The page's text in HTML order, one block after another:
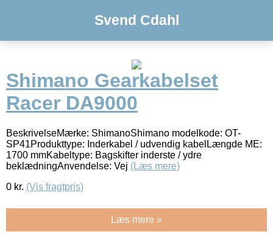
Svend Cdahl
Shimano Gearkabelset
Racer DA9000
BeskrivelseMærke: ShimanoShimano modelkode: OT-
SP41Produkttype: Inderkabel / udvendig kabelLængde ME:
1700 mmKabeltype: Bagskifter inderste / ydre
beklædningAnvendelse: Vej (Læs mere)
0 kr. (Vis fragtpris)
Læs mere »